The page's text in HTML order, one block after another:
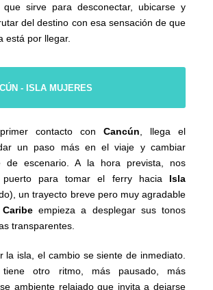
que sirve para desconectar, ubicarse y
del destino con esa sensación de que
está por llegar.
- ISLA MUJERES
contacto con Cancún , llega el
un paso más en el viaje y cambiar
de escenario. A la hora prevista, nos
puerto para tomar el ferry hacia Isla
un trayecto breve pero muy agradable
empieza a desplegar sus tonos
transparentes.
la isla, el cambio se siente de inmediato.
tiene otro ritmo, más pausado, más
ambiente relajado que invita a dejarse